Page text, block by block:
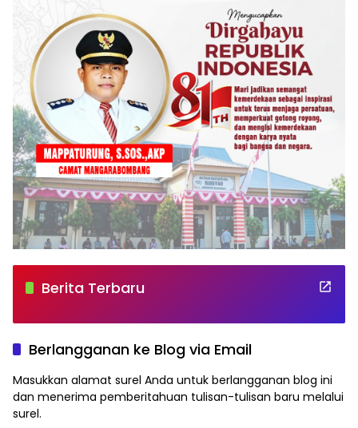
Berita Terbaru
Berlangganan ke Blog via Email
Masukkan alamat surel Anda untuk berlangganan blog ini
dan menerima pemberitahuan tulisan-tulisan baru melalui
surel.